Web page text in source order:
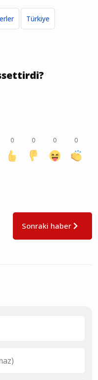
Türkiye
0 0 0 0
Sonraki haber